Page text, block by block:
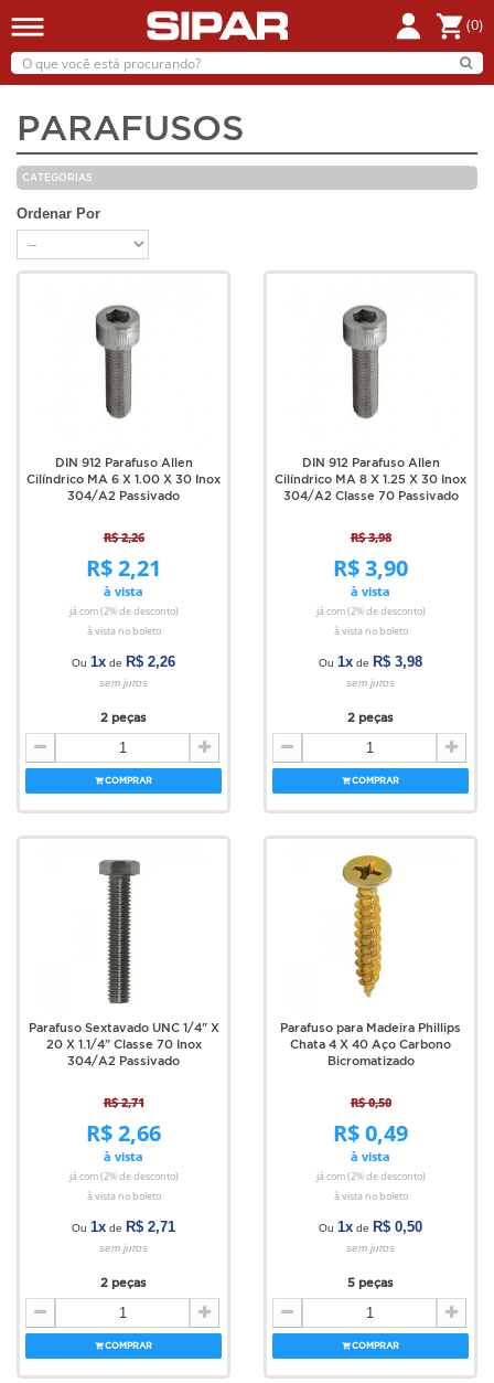
(0)
PARAFUSOS
CATEGORIAS
Ordenar Por
DIN 912 Parafuso Allen
Cilíndrico MA 6 X 1.00 X 30 Inox
304/A2 Passivado
R$ 2,26
R$ 2,21
à vista
já com (2% de desconto)
à vista no boleto
Ou 1x de R$ 2,26
sem juros
2 peças
COMPRAR
DIN 912 Parafuso Allen
Cilíndrico MA 8 X 1.25 X 30 Inox
304/A2 Classe 70 Passivado
R$ 3,98
R$ 3,90
à vista
já com (2% de desconto)
à vista no boleto
Ou 1x de R$ 3,98
sem juros
2 peças
COMPRAR
Parafuso Sextavado UNC 1/4" X
20 X 1.1/4" Classe 70 Inox
304/A2 Passivado
R$ 2,71
R$ 2,66
à vista
já com (2% de desconto)
à vista no boleto
Ou 1x de R$ 2,71
sem juros
2 peças
COMPRAR
Parafuso para Madeira Phillips
Chata 4 X 40 Aço Carbono
Bicromatizado
R$ 0,50
R$ 0,49
à vista
já com (2% de desconto)
à vista no boleto
Ou 1x de R$ 0,50
sem juros
5 peças
COMPRAR